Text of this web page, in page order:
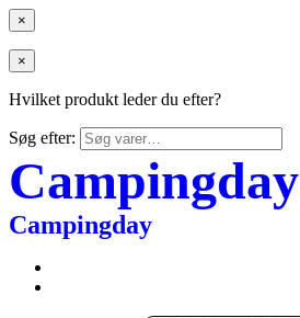
×
×
Hvilket produkt leder du efter?
Søg efter:
Campingday
Campingday